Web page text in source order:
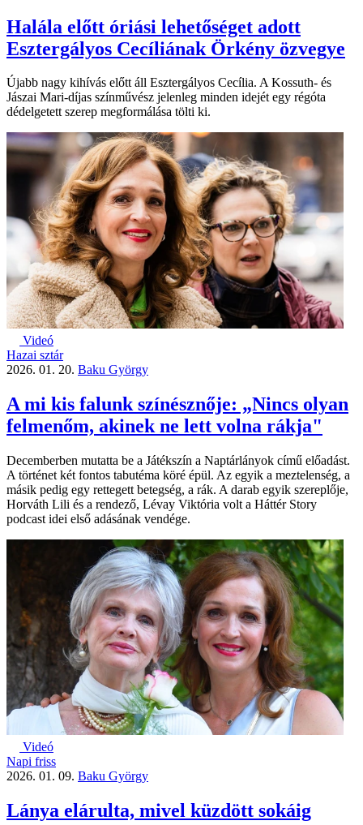
Halála előtt óriási lehetőséget adott
Esztergályos Cecíliának Örkény özvegye
Újabb nagy kihívás előtt áll Esztergályos Cecília. A Kossuth- és
Jászai Mari-díjas színművész jelenleg minden idejét egy régóta
dédelgetett szerep megformálása tölti ki.
Videó
Hazai sztár
2026. 01. 20. Baku György
A mi kis falunk színésznője: „Nincs olyan
felmenőm, akinek ne lett volna rákja"
Decemberben mutatta be a Játékszín a Naptárlányok című előadást.
A történet két fontos tabutéma köré épül. Az egyik a meztelenség, a
másik pedig egy rettegett betegség, a rák. A darab egyik szereplője,
Horváth Lili és a rendező, Lévay Viktória volt a Háttér Story
podcast idei első adásának vendége.
Videó
Napi friss
2026. 01. 09. Baku György
Lánya elárulta, mivel küzdött sokáig